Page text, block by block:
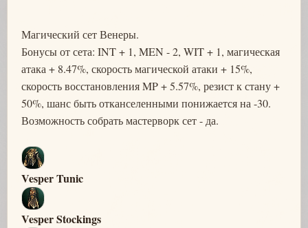
Магический сет Венеры.
Бонусы от сета: INT + 1, MEN - 2, WIT + 1, магическая
атака + 8.47%, скорость магической атаки + 15%,
скорость восстановления MP + 5.57%, резист к стану +
50%, шанс быть отканселенными понижается на -30.
Возможность собрать мастерворк сет - да.
Vesper Tunic
Vesper Stockings